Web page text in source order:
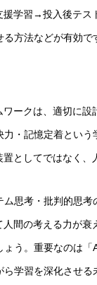
援学習→投入後テス
方法などが有効で
ークは、適切に
力・記憶定着とい
としてではなく
ム思考・批判的思
人間の考える力が
ょう。重要なのは
学習を深化させる